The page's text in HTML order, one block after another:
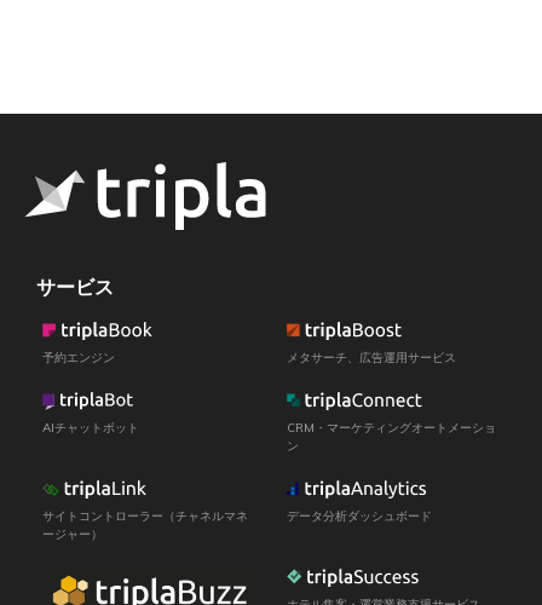
サービス
予約エンジン メタサーチ、広告運用サービス
AIチャットボット
CRM・マーケティングオートメーショ
ン
サイトコントローラー（チャネルマネ
ージャー）
データ分析ダッシュボード